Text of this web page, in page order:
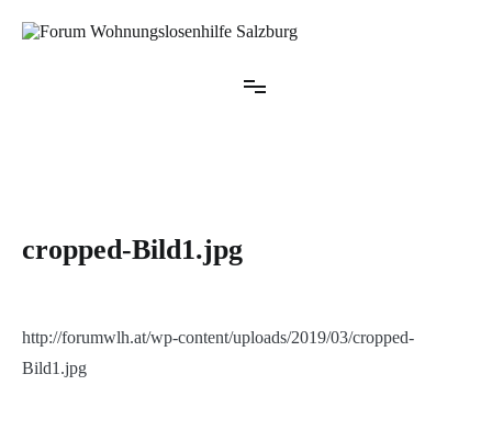
Inhalt
cropped-Bild1.jpg
http://forumwlh.at/wp-content/uploads/2019/03/cropped-
Bild1.jpg